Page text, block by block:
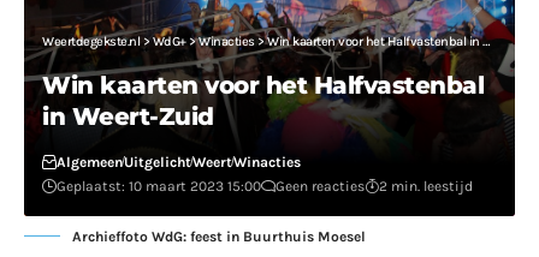
Weertdegekste.nl>WdG+>Winacties>Win kaarten voor het Halfvastenbal in Weert-Zuid
Win kaarten voor het Halfvastenbal
in Weert-Zuid
AlgemeenUitgelichtWeertWinacties
Geplaatst: 10 maart 2023 15:00
Geen reacties 2 min. leestijd
Archieffoto WdG: feest in Buurthuis Moesel